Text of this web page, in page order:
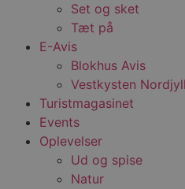
Set og sket
Tæt på
E-Avis
Blokhus Avis
Vestkysten
Turistmagasinet
Events
Oplevelser
Ud og spise
Natur